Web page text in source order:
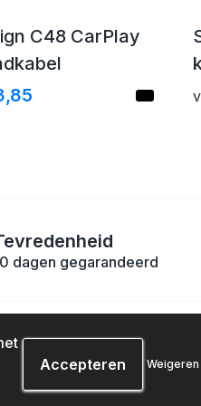
C48 CarPlay
dagen gegarandeerd
Weigeren